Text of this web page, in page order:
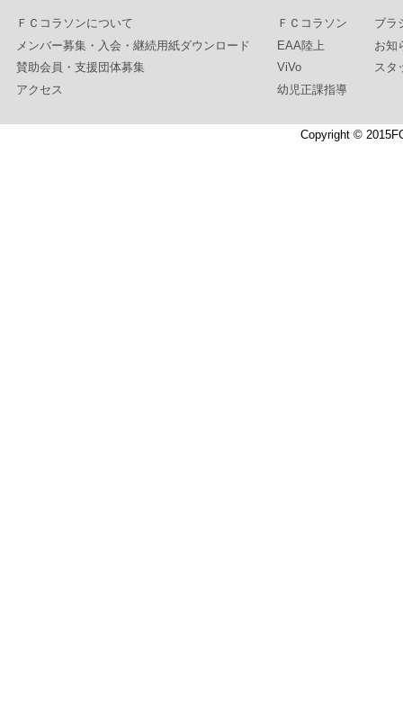
ＦＣコラソンについて
メンバー募集・入会・継続用紙ダウンロード
賛助会員・支援団体募集
アクセス
ＦＣコラソン
EAA陸上
ViVo
幼児正課指導
ブラ
お知
スタ
Copyright ©